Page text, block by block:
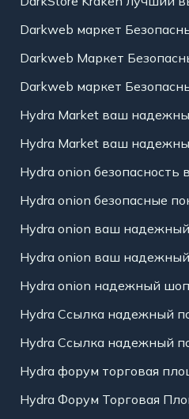
Darkweb маркет
Darkweb Маркет
Darkweb маркет
Hydra Market ваш
Hydra Market ваш
Hydra onion безопасность
Hydra onion безопасные
Hydra onion ваш
Hydra onion ваш
Hydra onion надежный
Hydra Ссылка надежный
Hydra Ссылка надежный
Hydra форум торговая
Hydra Форум Торговая